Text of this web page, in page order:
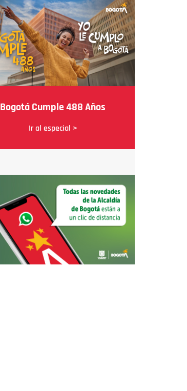
Bogotá Cumple 488 Años
Ir al especial >